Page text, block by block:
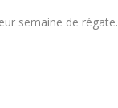
semaine de régate.